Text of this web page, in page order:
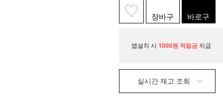
장바구
니
바로구
매
앱설치 시 1000원 적립금 지급
실시간 재고 조회